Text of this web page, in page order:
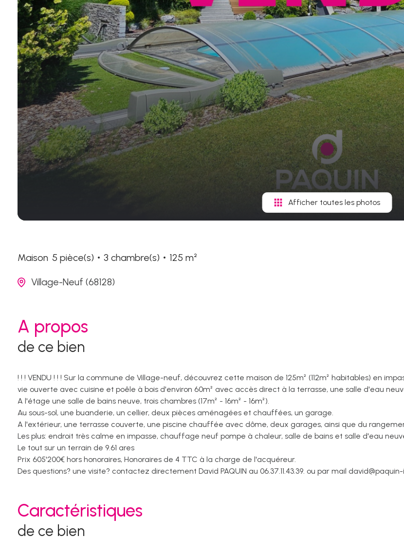
Afficher toutes les photos
Maison 5 pièce(s) 3 chambre(s) 125 m²
Village-Neuf (68128)
A propos
de ce bien
! ! ! VENDU ! ! ! Sur la commune de Village-neuf, découvrez cette maison de 125m² (112m² habitables) en
vie ouverte avec cuisine et poêle à bois d'environ 60m² avec accès direct à la terrasse, une salle d'eau
A l'étage une salle de bains neuve, trois chambres (17m² - 16m² - 16m²).
Au sous-sol, une buanderie, un cellier, deux pièces aménagées et chauffées, un garage.
A l'extérieur, une terrasse couverte, une piscine chauffée avec dôme, deux garages, ainsi que du
Les plus: endroit très calme en impasse, chauffage neuf pompe à chaleur, salle de bains et salle d'eau
Le tout sur un terrain de 9.61 ares
Prix 605'200€ hors honoraires, Honoraires de 4 TTC à la charge de l'acquéreur.
Des questions? une visite? contactez directement David PAQUIN au 06.37.11.43.39. ou par mail
Caractéristiques
de ce bien